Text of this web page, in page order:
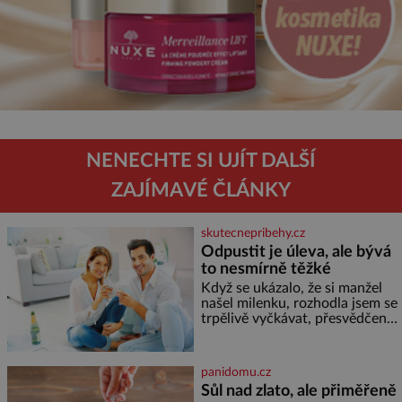
NENECHTE SI UJÍT DALŠÍ
ZAJÍMAVÉ ČLÁNKY
skutecnepribehy.cz
Odpustit je úleva, ale bývá
to nesmírně těžké
Když se ukázalo, že si manžel
našel milenku, rozhodla jsem se
trpělivě vyčkávat, přesvědčena,
nejtěžších věcí na světě. Ale
každý, kdo s tím má nějaké
zkušenosti, se zapřísahá, že
panidomu.cz
Sůl nad zlato, ale přiměřeně